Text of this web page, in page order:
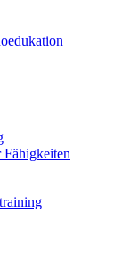
Fähigkeiten